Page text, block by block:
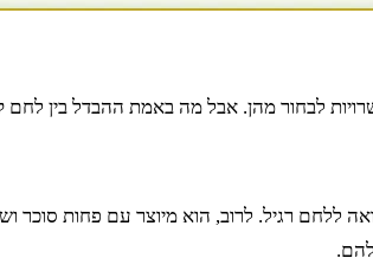
לבחור מהן. אבל מה באמת ההבדל בין
ללחם רגיל. לרוב, הוא מיוצר עם פחות